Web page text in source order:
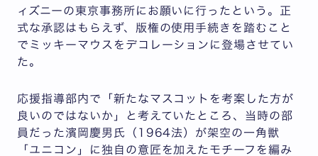
ィズニーの東京事務所にお願いに行ったという。正
式な承認はもらえず、版権の使用手続きを踏むこと
でミッキーマウスをデコレーションに登場させてい
た。
応援指導部内で「新たなマスコットを考案した方が
良いのではないか」と考えていたところ、当時の部
員だった濱岡慶男氏（1964法）が架空の一角獣
「ユニコン」に独自の意匠を加えたモチーフを編み